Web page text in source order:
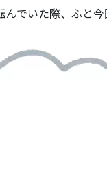
でいた際、ふと今